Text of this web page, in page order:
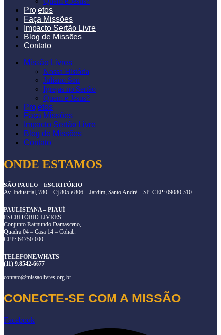
Projetos
Faça Missões
Impacto Sertão Livre
Blog de Missões
Contato
Missão Livres
Nossa História
Juliano Son
Igrejas no Sertão
Quem é Jesus?
Projetos
Faça Missões
Impacto Sertão Livre
Blog de Missões
Contato
ONDE ESTAMOS
SÃO PAULO – ESCRITÓRIO
Av. Industrial, 780 – Cj 805 e 806 – Jardim, Santo André – SP. CEP: 09080-510
PAULISTANA – PIAUÍ
ESCRITÓRIO LIVRES
Conjunto Raimundo Damasceno,
Quadra 04 – Casa 14 – Cohab.
CEP: 64750-000
TELEFONE/WHATS
(11) 9.8542-6677
contato@missaolivres.org.br
CONECTE-SE COM A MISSÃO
Facebook